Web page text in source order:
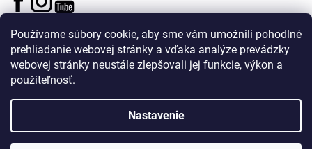
Používame súbory cookie, aby sme vám umožnili pohodlné
prehliadanie webovej stránky a vďaka analýze prevádzky
webovej stránky neustále zlepšovali jej funkcie, výkon a
použiteľnosť.
Nastavenie
Vytvoril Shoptet